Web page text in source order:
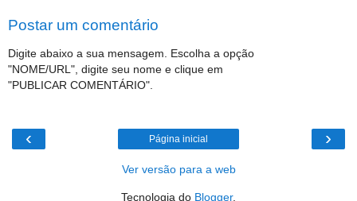
Postar um comentário
Digite abaixo a sua mensagem. Escolha a opção
"NOME/URL", digite seu nome e clique em
"PUBLICAR COMENTÁRIO".
‹ ›
Página inicial
Ver versão para a web
Tecnologia do Blogger.